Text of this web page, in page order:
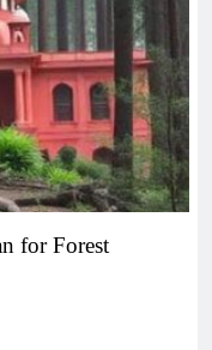
for Forest